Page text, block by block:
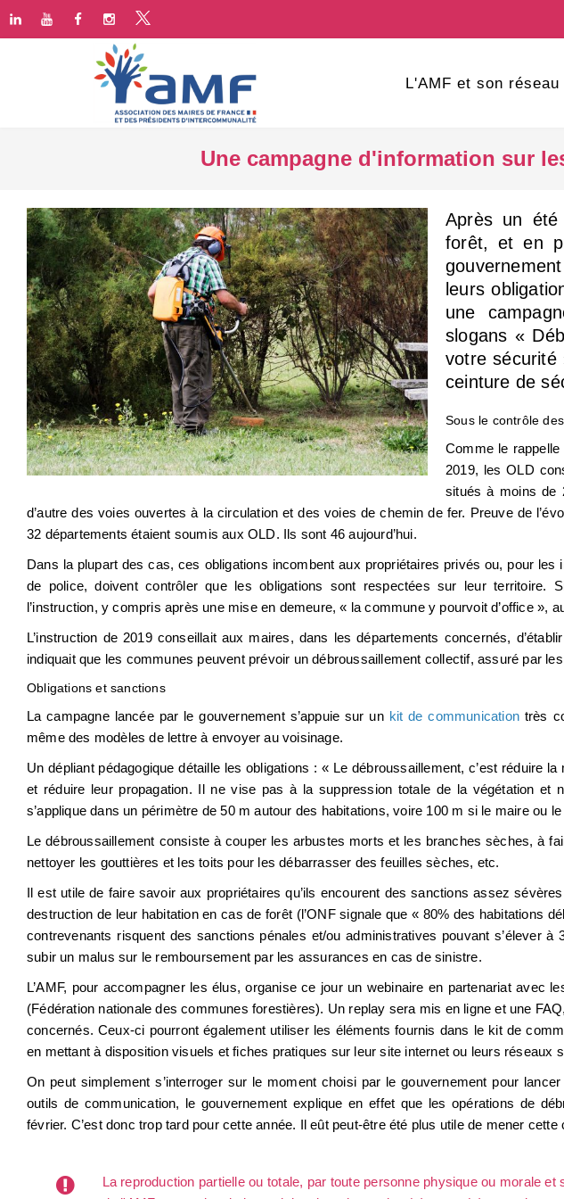
L'AMF et son réseau
Une campagne d'information sur
Après un
forêt, et en
leurs
une
slogans «
votre sécurité
ceinture de
Sous le contrôle
Comme le rappelle
2019, les OLD
situés à moins de
d’autre des voies ouvertes à la circulation et des voies de chemin de fer. Preuve de
32 départements étaient soumis aux OLD. Ils sont 46 aujourd’hui.
Dans la plupart des cas, ces obligations incombent aux propriétaires privés ou, pour
de police, doivent contrôler que les obligations sont respectées sur leur territoire.
l’instruction, y compris après une mise en demeure, « la commune y pourvoit d’office »,
L’instruction de 2019 conseillait aux maires, dans les départements concernés,
indiquait que les communes peuvent prévoir un débroussaillement collectif, assuré par
Obligations et sanctions
La campagne lancée par le gouvernement s’appuie sur un kit de communication très
même des modèles de lettre à envoyer au voisinage.
Un dépliant pédagogique détaille les obligations : « Le débroussaillement, c’est réduire
et réduire leur propagation. Il ne vise pas à la suppression totale de la végétation et
s’applique dans un périmètre de 50 m autour des habitations, voire 100 m si le maire ou
Le débroussaillement consiste à couper les arbustes morts et les branches sèches, à
nettoyer les gouttières et les toits pour les débarrasser des feuilles sèches, etc.
Il est utile de faire savoir aux propriétaires qu’ils encourent des sanctions assez
destruction de leur habitation en cas de forêt (l’ONF signale que « 80% des habitations
contrevenants risquent des sanctions pénales et/ou administratives pouvant s’élever
subir un malus sur le remboursement par les assurances en cas de sinistre.
L’AMF, pour accompagner les élus, organise ce jour un webinaire en partenariat avec
(Fédération nationale des communes forestières). Un replay sera mis en ligne et une
concernés. Ceux-ci pourront également utiliser les éléments fournis dans le kit de
en mettant à disposition visuels et fiches pratiques sur leur site internet ou leurs réseaux
On peut simplement s’interroger sur le moment choisi par le gouvernement pour
outils de communication, le gouvernement explique en effet que les opérations de
février. C’est donc trop tard pour cette année. Il eût peut-être été plus utile de mener cette
La reproduction partielle ou totale, par toute personne physique ou morale